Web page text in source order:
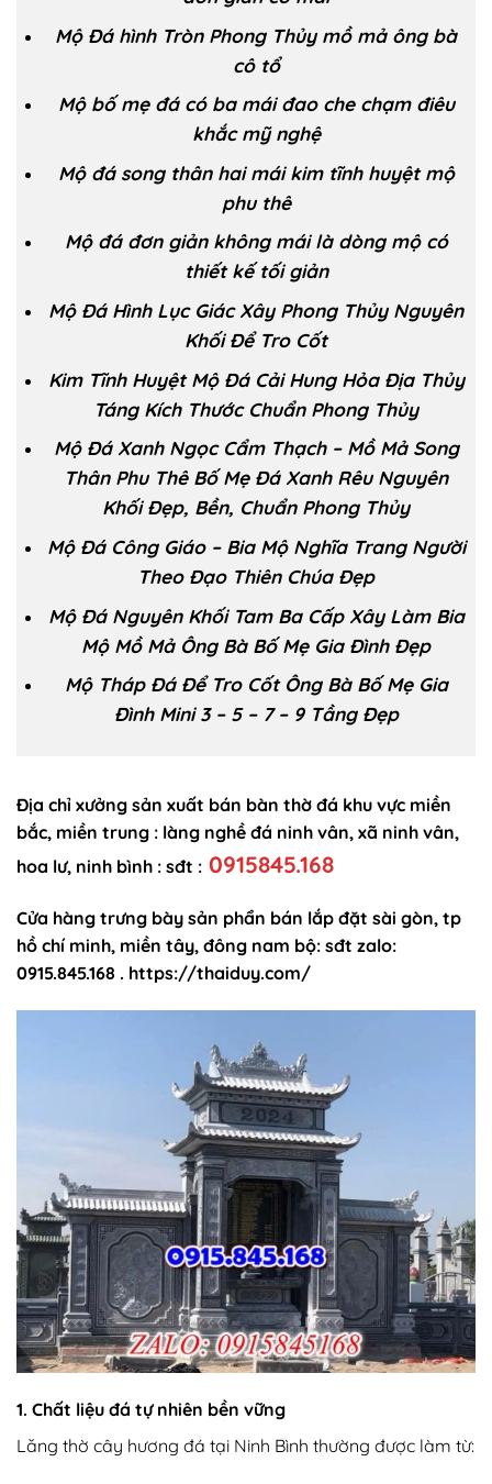
Mộ Đá hình Tròn Phong Thủy mồ mả ông bà
cô tổ
Mộ bố mẹ đá có ba mái đao che chạm điêu
khắc mỹ nghệ
Mộ đá song thân hai mái kim tĩnh huyệt mộ
phu thê
Mộ đá đơn giản không mái là dòng mộ có
thiết kế tối giản
Mộ Đá Hình Lục Giác Xây Phong Thủy Nguyên
Khối Để Tro Cốt
Kim Tĩnh Huyệt Mộ Đá Cải Hung Hỏa Địa Thủy
Táng Kích Thước Chuẩn Phong Thủy
Mộ Đá Xanh Ngọc Cẩm Thạch – Mồ Mả Song
Thân Phu Thê Bố Mẹ Đá Xanh Rêu Nguyên
Khối Đẹp, Bền, Chuẩn Phong Thủy
Mộ Đá Công Giáo – Bia Mộ Nghĩa Trang Người
Theo Đạo Thiên Chúa Đẹp
Mộ Đá Nguyên Khối Tam Ba Cấp Xây Làm Bia
Mộ Mồ Mả Ông Bà Bố Mẹ Gia Đình Đẹp
Mộ Tháp Đá Để Tro Cốt Ông Bà Bố Mẹ Gia
Đình Mini 3 – 5 – 7 – 9 Tầng Đẹp
Địa chỉ xưởng sản xuất bán bàn thờ đá khu vực miền
bắc, miền trung : làng nghề đá ninh vân, xã ninh vân,
hoa lư, ninh bình : sđt : 0915845.168
Cửa hàng trưng bày sản phẩn bán lắp đặt sài gòn, tp
hồ chí minh, miền tây, đông nam bộ: sđt zalo:
0915.845.168 . https://thaiduy.com/
1. Chất liệu đá tự nhiên bền vững
Lăng thờ cây hương đá tại Ninh Bình thường được làm từ: